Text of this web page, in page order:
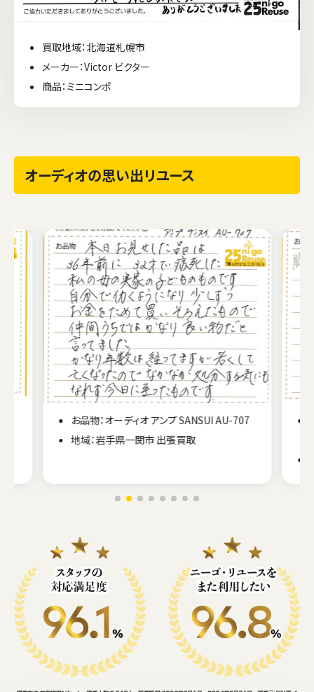
買取地域：北海道札幌市
メーカー：Victor ビクター
商品：ミニコンポ
オーディオの思い出リユース
お品物：オーディオ アンプ SANSUI AU-707
地域：岩手県一関市 出張買取